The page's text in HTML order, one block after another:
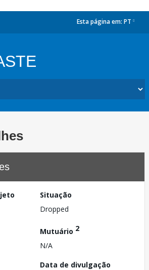
Esta página em: PT
Situação
Dropped
Mutuário 2
N/A
Data de divulgação